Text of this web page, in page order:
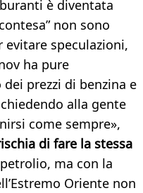
è diventata
non sono
evitare speculazioni,
ha pure
prezzi di benzina e
alla gente
come sempre»,
di fare la stessa
ma con la
Oriente non